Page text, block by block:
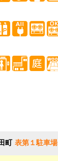
町 表第１駐車場